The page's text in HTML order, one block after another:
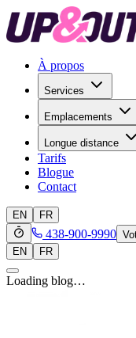
À propos
Services
Emplacements
Longue distance
Tarifs
Blogue
Contact
EN FR
438-900-9990
EN
FR
Loading blog…